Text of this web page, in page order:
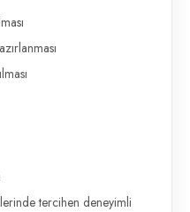
tercihen deneyimli